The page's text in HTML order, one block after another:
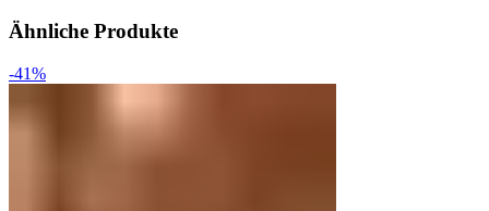
Ähnliche Produkte
-41%